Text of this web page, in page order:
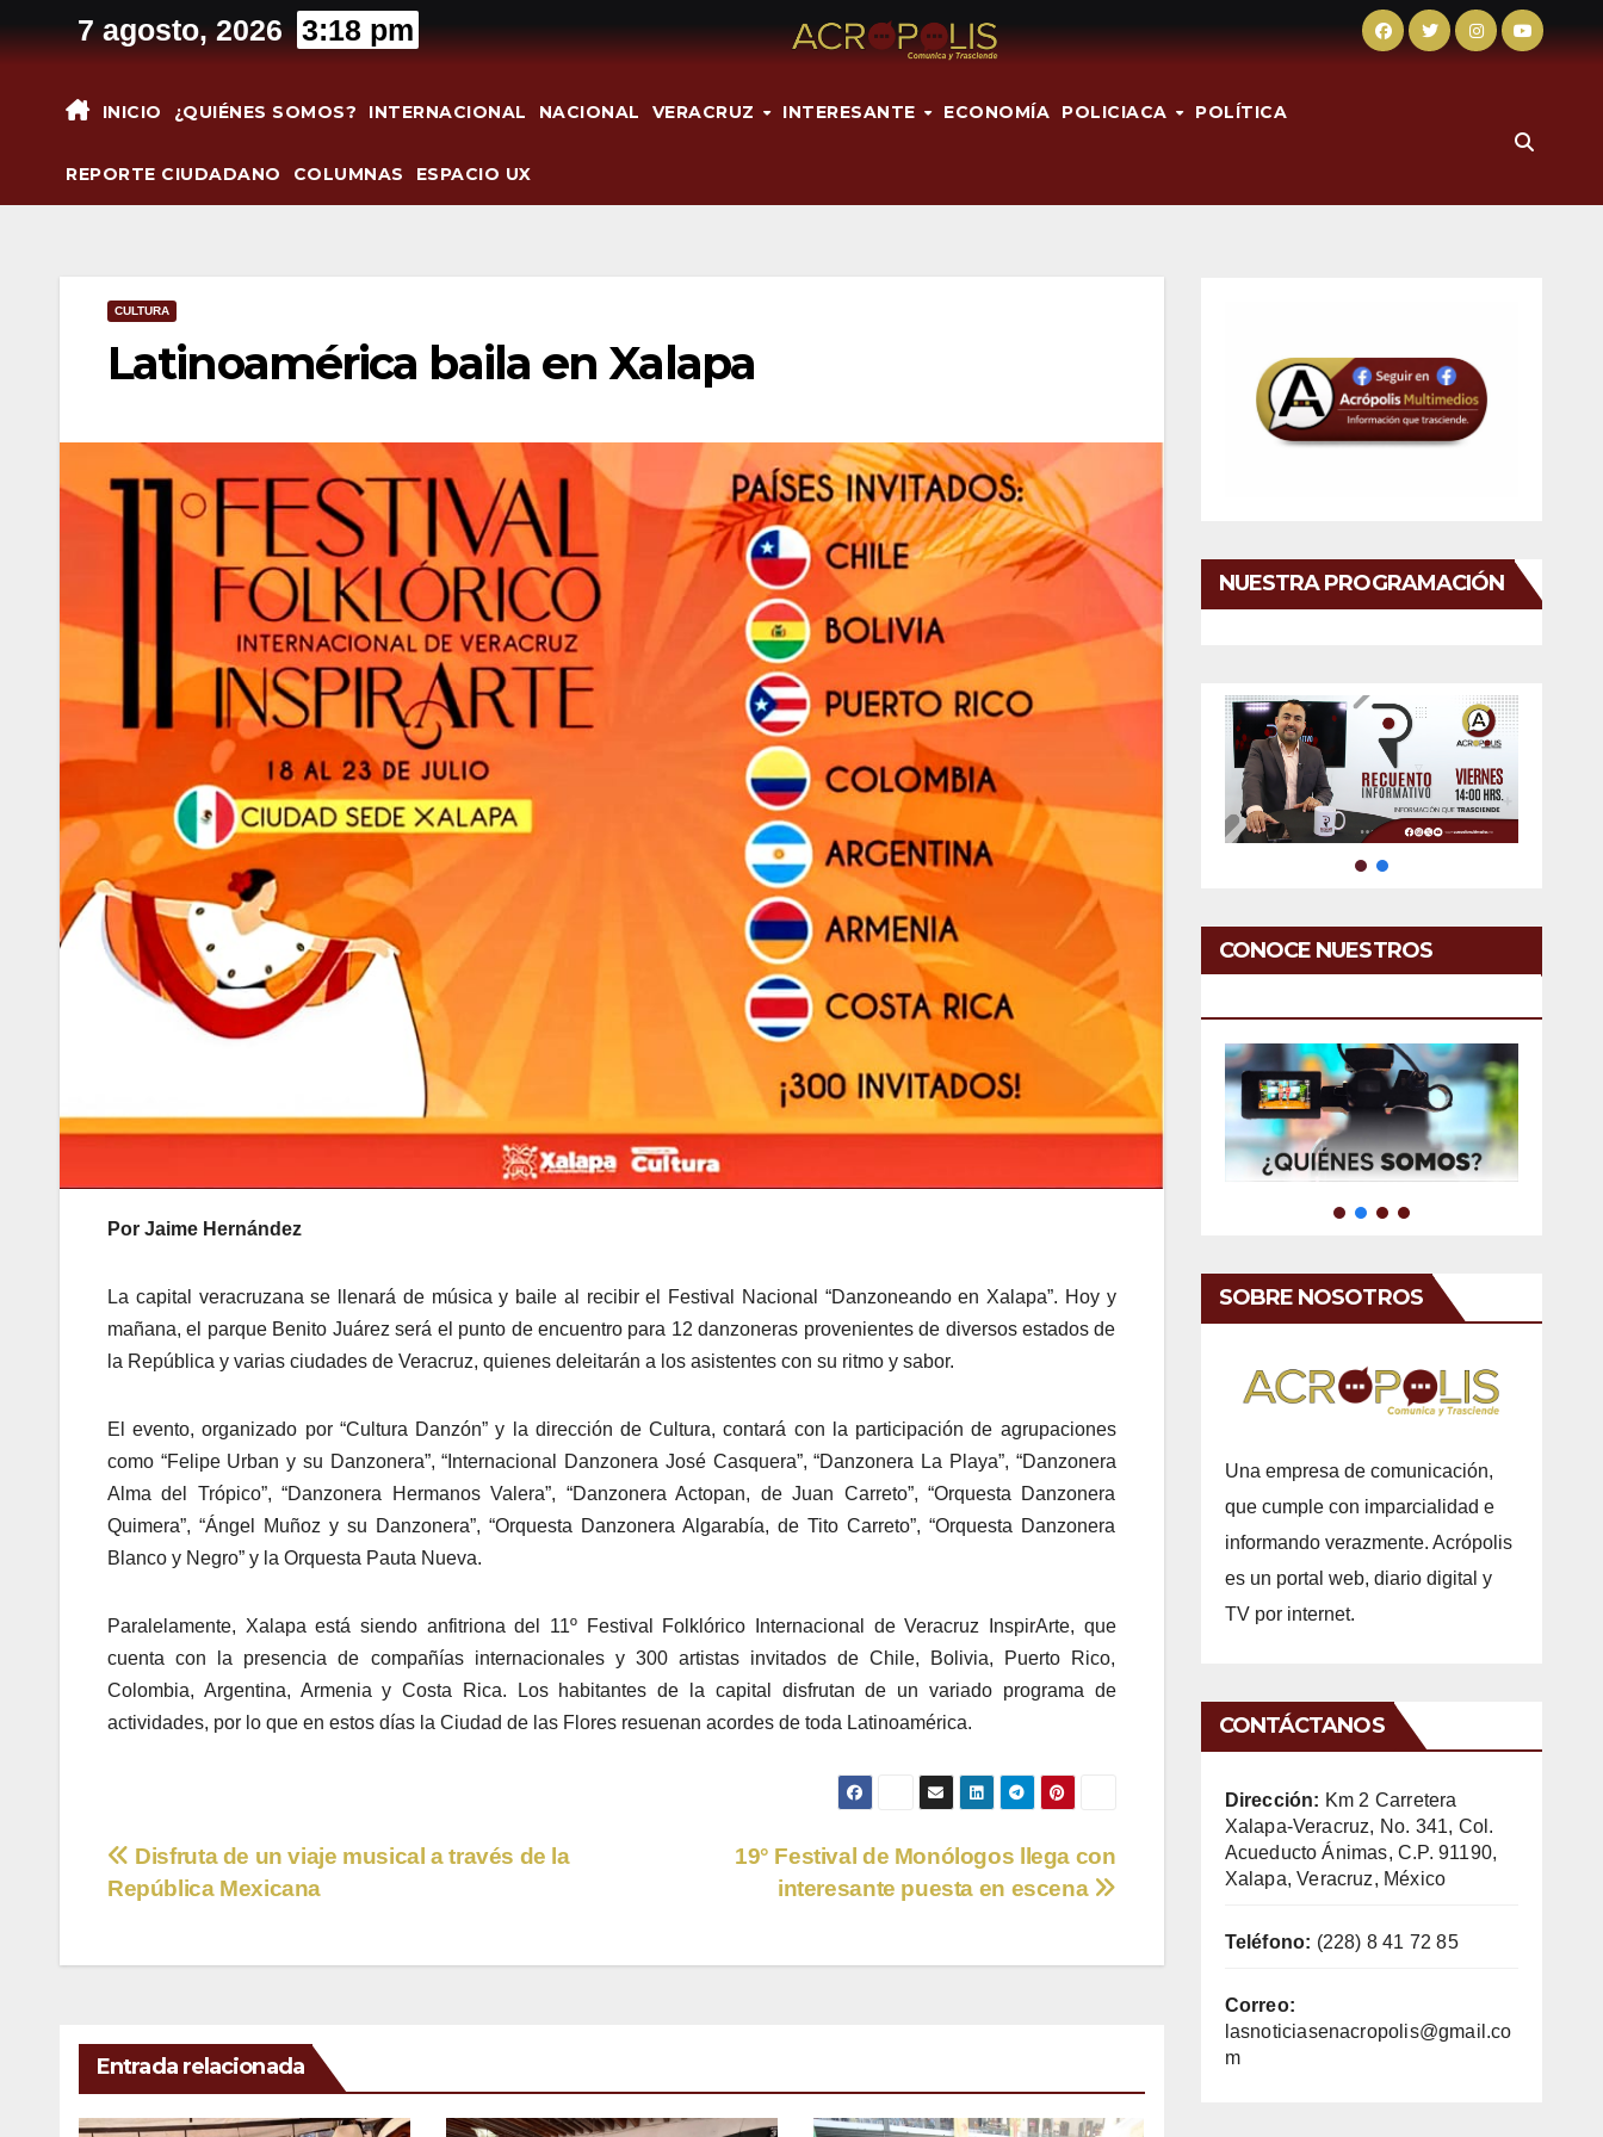
al
7 agosto, 2026 3:18 pm
INICIO ¿QUIÉNES SOMOS? INTERNACIONAL NACIONAL VERACRUZ INTERESANTE ECONOMÍA POLICIACA POLÍTICA
REPORTE CIUDADANO COLUMNAS ESPACIO UX
CULTURA
Latinoamérica baila en Xalapa
Por Jaime Hernández
La capital veracruzana se llenará de música y baile al recibir el Festival Nacional “Danzoneando en Xalapa”. Hoy y
mañana, el parque Benito Juárez será el punto de encuentro para 12 danzoneras provenientes de diversos estados de
la República y varias ciudades de Veracruz, quienes deleitarán a los asistentes con su ritmo y sabor.
El evento, organizado por “Cultura Danzón” y la dirección de Cultura, contará con la participación de agrupaciones
como “Felipe Urban y su Danzonera”, “Internacional Danzonera José Casquera”, “Danzonera La Playa”, “Danzonera
Alma del Trópico”, “Danzonera Hermanos Valera”, “Danzonera Actopan, de Juan Carreto”, “Orquesta Danzonera
Quimera”, “Ángel Muñoz y su Danzonera”, “Orquesta Danzonera Algarabía, de Tito Carreto”, “Orquesta Danzonera
Blanco y Negro” y la Orquesta Pauta Nueva.
Paralelamente, Xalapa está siendo anfitriona del 11º Festival Folklórico Internacional de Veracruz InspirArte, que
cuenta con la presencia de compañías internacionales y 300 artistas invitados de Chile, Bolivia, Puerto Rico,
Colombia, Argentina, Armenia y Costa Rica. Los habitantes de la capital disfrutan de un variado programa de
actividades, por lo que en estos días la Ciudad de las Flores resuenan acordes de toda Latinoamérica.
Navegación
de
entradas
19° Festival de Monólogos llega con
interesante puesta en escena
Disfruta de un viaje musical a través de la
República Mexicana
Entrada relacionada
NUESTRA PROGRAMACIÓN
CONOCE NUESTROS
SOBRE NOSOTROS
Una empresa de comunicación,
que cumple con imparcialidad e
informando verazmente. Acrópolis
es un portal web, diario digital y
TV por internet.
CONTÁCTANOS
Dirección: Km 2 Carretera
Xalapa-Veracruz, No. 341, Col.
Acueducto Ánimas, C.P. 91190,
Xalapa, Veracruz, México
Teléfono: (228) 8 41 72 85
Correo:
lasnoticiasenacropolis@gmail.co
m